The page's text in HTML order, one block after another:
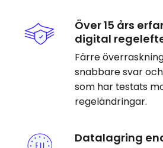
Över 15 års
digital
Färre
snabbare svar
som har testats
regeländringar.
Datalagring